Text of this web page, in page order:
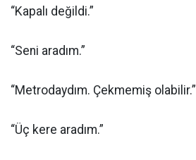
“Kapalı değildi.”
“Seni aradım.”
“Metrodaydım. Çekmemiş olabilir.”
“Üç kere aradım.”